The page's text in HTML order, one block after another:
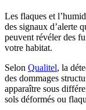
Les flaques et
des signaux d’alerte
peuvent révéler des
votre habitat.
Selon Qualitel, la
des dommages
apparaître sous
sols déformés ou